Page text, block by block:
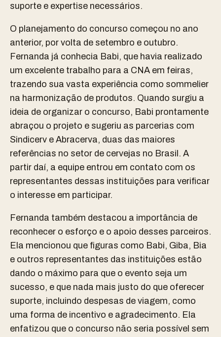
suporte e expertise necessários.
O planejamento do concurso começou no ano
anterior, por volta de setembro e outubro.
Fernanda já conhecia Babi, que havia realizado
um excelente trabalho para a CNA em feiras,
trazendo sua vasta experiência como sommelier
na harmonização de produtos. Quando surgiu a
ideia de organizar o concurso, Babi prontamente
abraçou o projeto e sugeriu as parcerias com
Sindicerv e Abracerva, duas das maiores
referências no setor de cervejas no Brasil. A
partir daí, a equipe entrou em contato com os
representantes dessas instituições para verificar
o interesse em participar.
Fernanda também destacou a importância de
reconhecer o esforço e o apoio desses parceiros.
Ela mencionou que figuras como Babi, Giba, Bia
e outros representantes das instituições estão
dando o máximo para que o evento seja um
sucesso, e que nada mais justo do que oferecer
suporte, incluindo despesas de viagem, como
uma forma de incentivo e agradecimento. Ela
enfatizou que o concurso não seria possível sem